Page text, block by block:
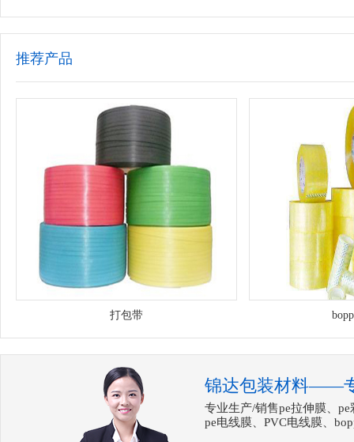
推荐产品
打包带
锦达包装材料——
专业生产/销售pe拉伸膜、
pe电线膜、PVC电线膜、